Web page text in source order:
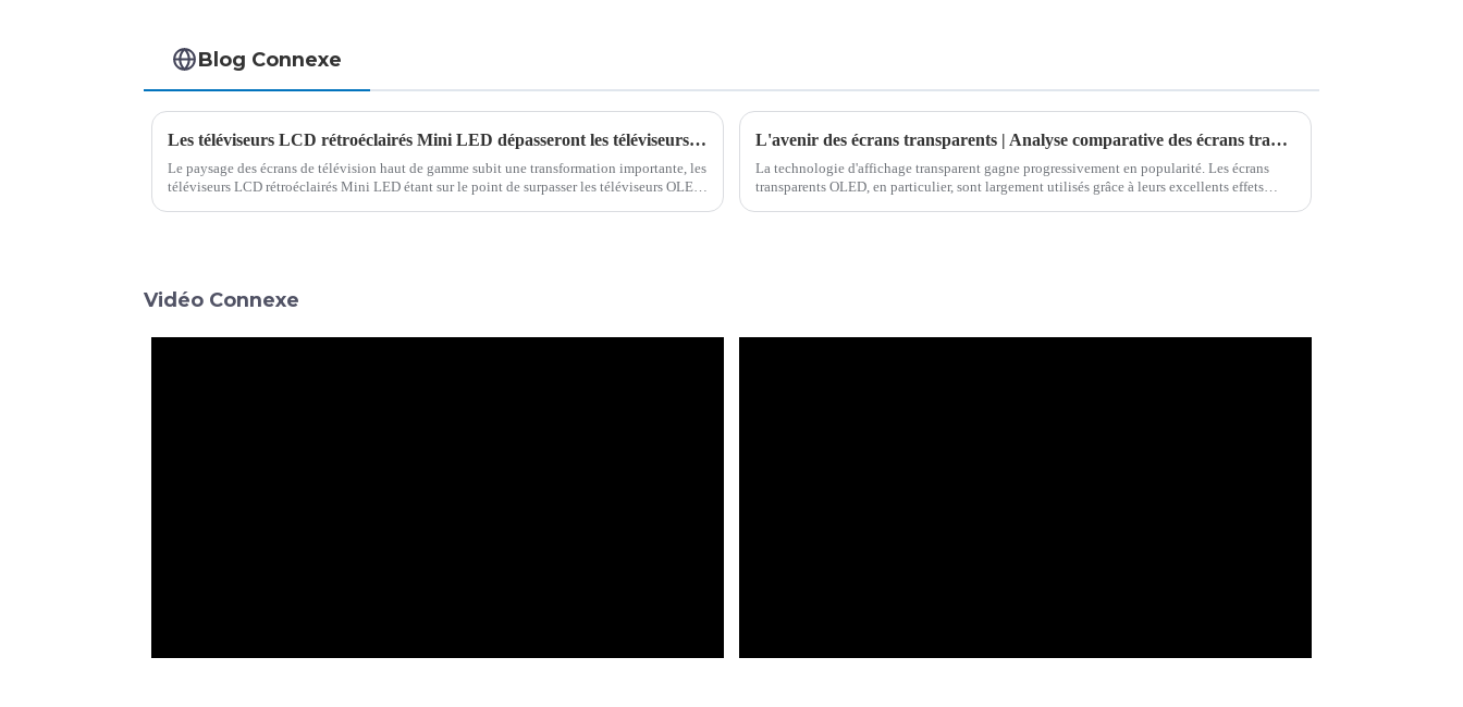
Blog Connexe
Les téléviseurs LCD rétroéclairés Mini LED dépasseront les téléviseurs OLED d'ici 2025 : évolution du marché et expansion des capacités
Le paysage des écrans de télévision haut de gamme subit une transformation importante, les
téléviseurs LCD rétroéclairés Mini LED étant sur le point de surpasser les téléviseurs OLED
L'avenir des écrans transparents | Analyse comparative des écrans transparents OLED de 30, 55 et 77 pouces
La technologie d'affichage transparent gagne progressivement en popularité. Les écrans
transparents OLED, en particulier, sont largement utilisés grâce à leurs excellents effets
Vidéo Connexe